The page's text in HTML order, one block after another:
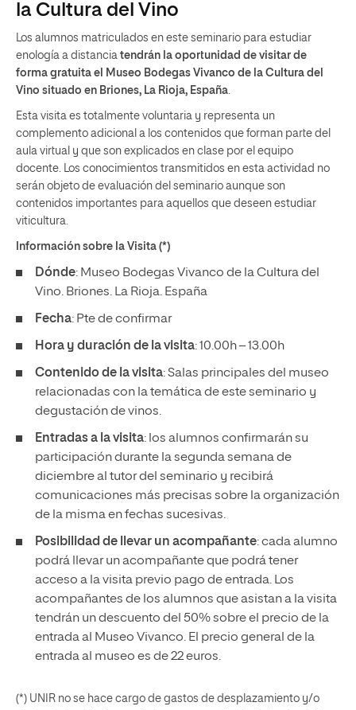
la Cultura del Vino
Los alumnos matriculados en este seminario para estudiar
enología a distancia tendrán la oportunidad de visitar de
forma gratuita el Museo Bodegas Vivanco de la Cultura del
Vino situado en Briones, La Rioja, España.
Esta visita es totalmente voluntaria y representa un
complemento adicional a los contenidos que forman parte del
aula virtual y que son explicados en clase por el equipo
docente. Los conocimientos transmitidos en esta actividad no
serán objeto de evaluación del seminario aunque son
contenidos importantes para aquellos que deseen estudiar
viticultura.
Información sobre la Visita (*)
Dónde: Museo Bodegas Vivanco de la Cultura del
Vino. Briones. La Rioja. España
Fecha: Pte de confirmar
Hora y duración de la visita: 10.00h – 13.00h
Contenido de la visita: Salas principales del museo
relacionadas con la temática de este seminario y
degustación de vinos.
Entradas a la visita: los alumnos confirmarán su
participación durante la segunda semana de
diciembre al tutor del seminario y recibirá
comunicaciones más precisas sobre la organización
de la misma en fechas sucesivas.
Posibilidad de llevar un acompañante: cada alumno
podrá llevar un acompañante que podrá tener
acceso a la visita previo pago de entrada. Los
acompañantes de los alumnos que asistan a la visita
tendrán un descuento del 50% sobre el precio de la
entrada al Museo Vivanco. El precio general de la
entrada al museo es de 22 euros.
(*) UNIR no se hace cargo de gastos de desplazamiento y/o